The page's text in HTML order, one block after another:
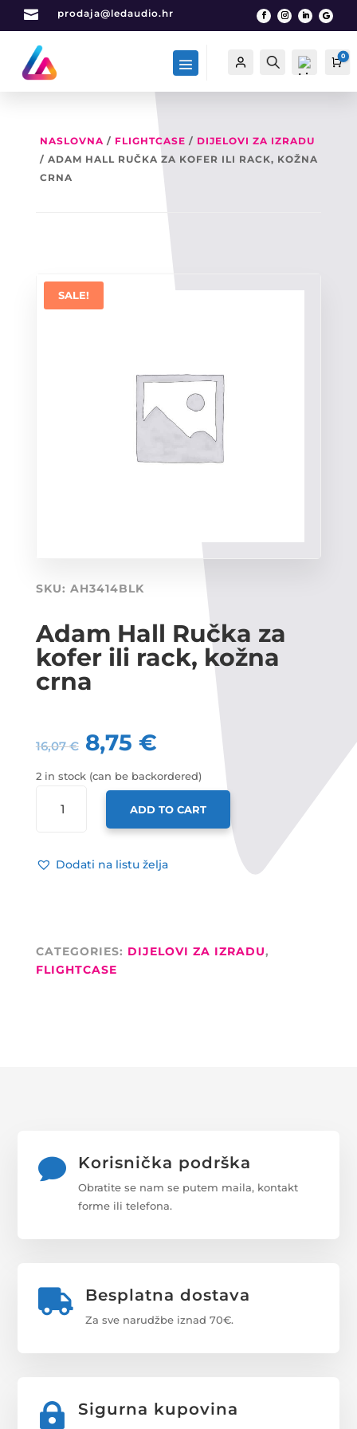
 prodaja@ledaudio.hr
Račun Traži
List
0
NASLOVNA/ FLIGHTCASE / DIJELOVI ZA IZRADU
/ ADAM HALL RUČKA ZA KOFER ILI RACK, KOŽNA
CRNA
SKU: AH3414BLK
Adam Hall Ručka za
kofer ili rack, kožna
crna
16,07€ 8,75 €
2 in stock (can be backordered)
HALL
KOFER
QUANTITY
ADD TO CART
Dodati na listu želja
SALE!
CATEGORIES: DIJELOVI ZA IZRADU,
FLIGHTCASE
 Korisnička podrška
Obratite se nam se putem maila, kontakt
forme ili telefona.
 Besplatna dostava
Za sve narudžbe iznad 70€.
 Sigurna kupovina